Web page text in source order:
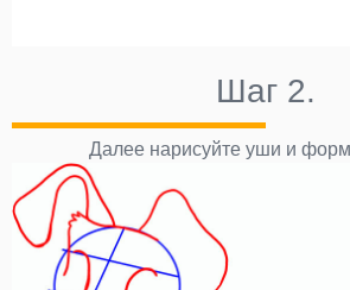
Шаг 2.
Далее нарисуйте уши и